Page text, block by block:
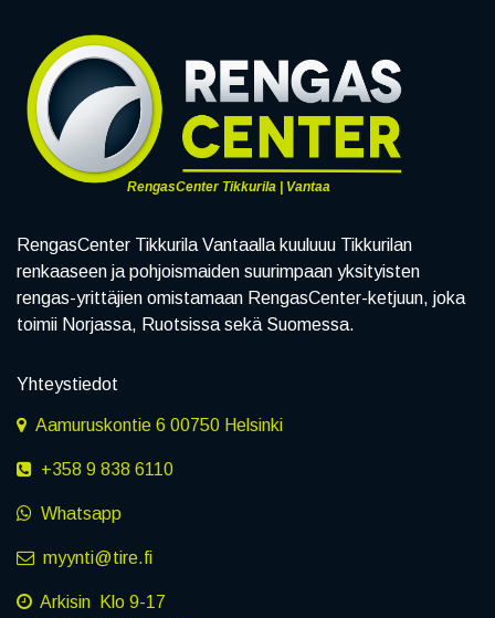
RengasCenter Tikkurila | Vantaa
RengasCenter Tikkurila Vantaalla kuuluuu Tikkurilan
renkaaseen ja pohjoismaiden suurimpaan yksityisten
rengas-yrittäjien omistamaan RengasCenter-ketjuun, joka
toimii Norjassa, Ruotsissa sekä Suomessa.
Yhteystiedot
Aamuruskontie 6 00750 Helsinki
+358 9 838 6110
Whatsapp
myynti@tire.fi
Arkisin Klo 9-17